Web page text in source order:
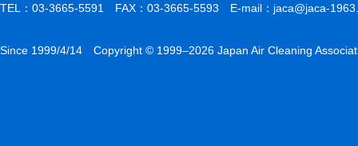
TEL：03-3665-5591 FAX：03-3665-5593 E-mail：jaca@jaca-
Since 1999/4/14 Copyright © 1999–2026 Japan Air Cleaning